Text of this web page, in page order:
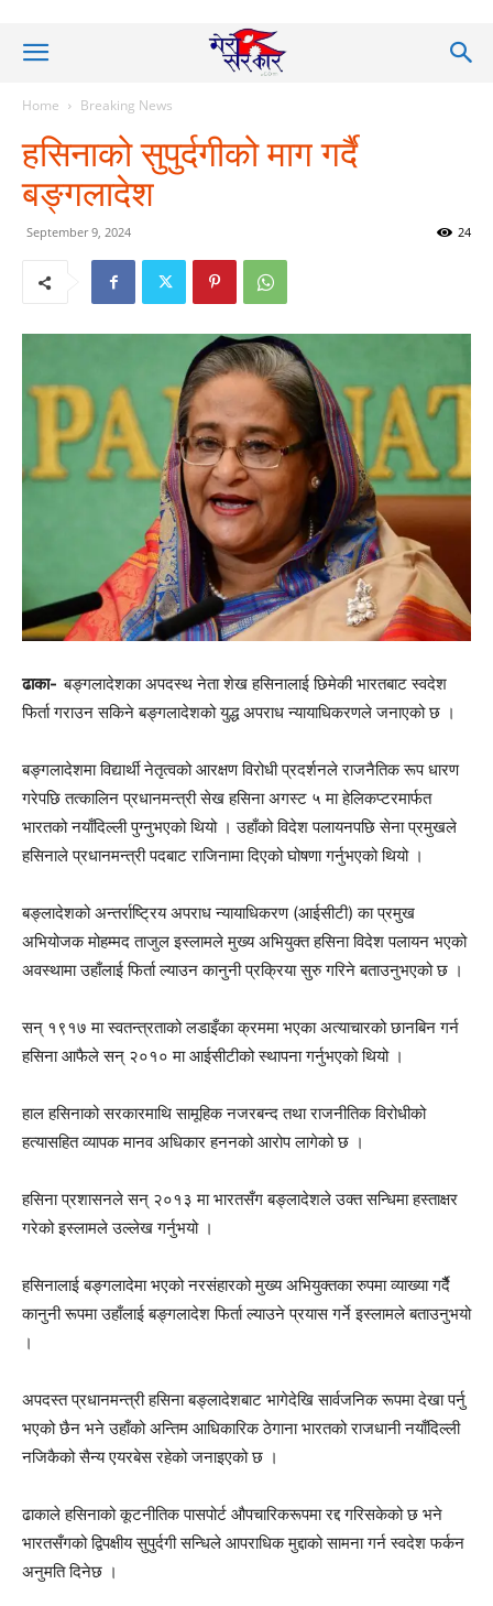
Home Breaking News
हसिनाको सुपुर्दगीको माग गर्दै
बङ्गलादेश
September 9, 2024 24
ढाका-बङ्गलादेशका अपदस्थ नेता शेख हसिनालाई छिमेकी भारतबाट स्वदेश
फिर्ता गराउन सकिने बङ्गलादेशको युद्ध अपराध न्यायाधिकरणले जनाएको छ ।
बङ्गलादेशमा विद्यार्थी नेतृत्वको आरक्षण विरोधी प्रदर्शनले राजनैतिक रूप धारण
गरेपछि तत्कालिन प्रधानमन्त्री सेख हसिना अगस्ट ५ मा हेलिकप्टरमार्फत
भारतको नयाँदिल्ली पुग्नुभएको थियो । उहाँको विदेश पलायनपछि सेना प्रमुखले
हसिनाले प्रधानमन्त्री पदबाट राजिनामा दिएको घोषणा गर्नुभएको थियो ।
बङ्लादेशको अन्तर्राष्ट्रिय अपराध न्यायाधिकरण (आईसीटी) का प्रमुख
अभियोजक मोहम्मद ताजुल इस्लामले मुख्य अभियुक्त हसिना विदेश पलायन भएको
अवस्थामा उहाँलाई फिर्ता ल्याउन कानुनी प्रक्रिया सुरु गरिने बताउनुभएको छ ।
सन् १९१७ मा स्वतन्त्रताको लडाइँका क्रममा भएका अत्याचारको छानबिन गर्न
हसिना आफैले सन् २०१० मा आईसीटीको स्थापना गर्नुभएको थियो ।
हाल हसिनाको सरकारमाथि सामूहिक नजरबन्द तथा राजनीतिक विरोधीको
हत्यासहित व्यापक मानव अधिकार हननको आरोप लागेको छ ।
हसिना प्रशासनले सन् २०१३ मा भारतसँग बङ्लादेशले उक्त सन्धिमा हस्ताक्षर
गरेको इस्लामले उल्लेख गर्नुभयो ।
हसिनालाई बङ्गलादेमा भएको नरसंहारको मुख्य अभियुक्तका रुपमा व्याख्या गर्दैै
कानुनी रूपमा उहाँलाई बङ्गलादेश फिर्ता ल्याउने प्रयास गर्ने इस्लामले बताउनुभयो
।
अपदस्त प्रधानमन्त्री हसिना बङ्लादेशबाट भागेदेखि सार्वजनिक रूपमा देखा पर्नु
भएको छैन भने उहाँको अन्तिम आधिकारिक ठेगाना भारतको राजधानी नयाँदिल्ली
नजिकैको सैन्य एयरबेस रहेको जनाइएको छ ।
ढाकाले हसिनाको कूटनीतिक पासपोर्ट औपचारिकरूपमा रद्द गरिसकेको छ भने
भारतसँगको द्विपक्षीय सुपुर्दगी सन्धिले आपराधिक मुद्दाको सामना गर्न स्वदेश फर्कन
अनुमति दिनेछ ।